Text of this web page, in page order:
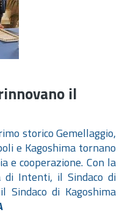
il
storico Gemellaggio,
e Kagoshima tornano
e cooperazione. Con la
di Intenti, il Sindaco di
di Kagoshima